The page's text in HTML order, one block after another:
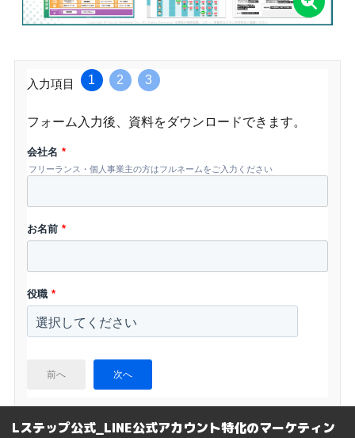
入力項目 1 2 3
フォーム入力後、資料をダウンロードできます。
会社名 *
フリーランス・個人事業主の方はフルネームをご入力ください
お名前 *
役職 *
前へ 次へ
Lステップ公式_LINE公式アカウント特化のマーケティン